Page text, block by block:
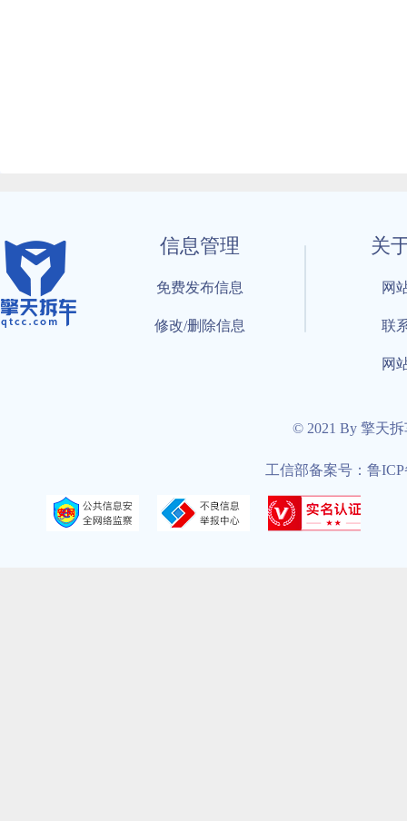
信息管理
免费发布信息
修改/删除信息
关
网
联
网
© 2021 By 擎天
工信部备案号：鲁